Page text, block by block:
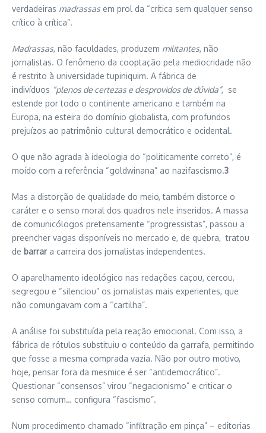
verdadeiras madrassas em prol da “crítica sem qualquer senso
crítico à crítica”.
Madrassas, não faculdades, produzem militantes, não
jornalistas. O fenômeno da cooptação pela mediocridade não
é restrito à universidade tupiniquim. A fábrica de
indivíduos “plenos de certezas e desprovidos de dúvida”, se
estende por todo o continente americano e também na
Europa, na esteira do domínio globalista, com profundos
prejuízos ao patrimônio cultural democrático e ocidental.
O que não agrada à ideologia do “politicamente correto”, é
moído com a referência “goldwinana” ao nazifascismo.3
Mas a distorção de qualidade do meio, também distorce o
caráter e o senso moral dos quadros nele inseridos. A massa
de comunicólogos pretensamente “progressistas”, passou a
preencher vagas disponíveis no mercado e, de quebra, tratou
de barrar a carreira dos jornalistas independentes.
O aparelhamento ideológico nas redações caçou, cercou,
segregou e “silenciou” os jornalistas mais experientes, que
não comungavam com a “cartilha”.
A análise foi substituída pela reação emocional. Com isso, a
fábrica de rótulos substituiu o conteúdo da garrafa, permitindo
que fosse a mesma comprada vazia. Não por outro motivo,
hoje, pensar fora da mesmice é ser “antidemocrático”.
Questionar “consensos” virou “negacionismo” e criticar o
senso comum… configura “fascismo”.
Num procedimento chamado “infiltração em pinça” – editorias